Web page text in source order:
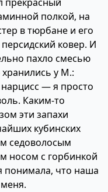
полкой, на
в тюрбане и его
ковер. И
пахло смесью
у М.:
— я просто
Каким-то
эти запахи
кубинских
седоволосым
носом с горбинкой
понимала, что наша